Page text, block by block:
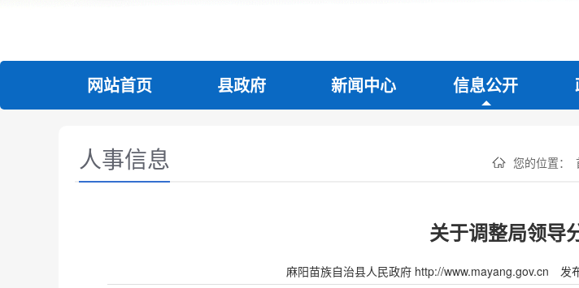
网站首页 县政府 新闻中心 信息公开
您的位置：
人事信息
关于调整局领导
麻阳苗族自治县人民政府 http://www.mayang.gov.cn 发